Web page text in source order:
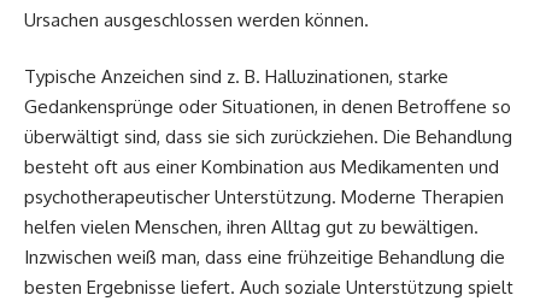
Ursachen ausgeschlossen werden können.
Typische Anzeichen sind z. B. Halluzinationen, starke
Gedankensprünge oder Situationen, in denen Betroffene so
überwältigt sind, dass sie sich zurückziehen. Die Behandlung
besteht oft aus einer Kombination aus Medikamenten und
psychotherapeutischer Unterstützung. Moderne Therapien
helfen vielen Menschen, ihren Alltag gut zu bewältigen.
Inzwischen weiß man, dass eine frühzeitige Behandlung die
besten Ergebnisse liefert. Auch soziale Unterstützung spielt